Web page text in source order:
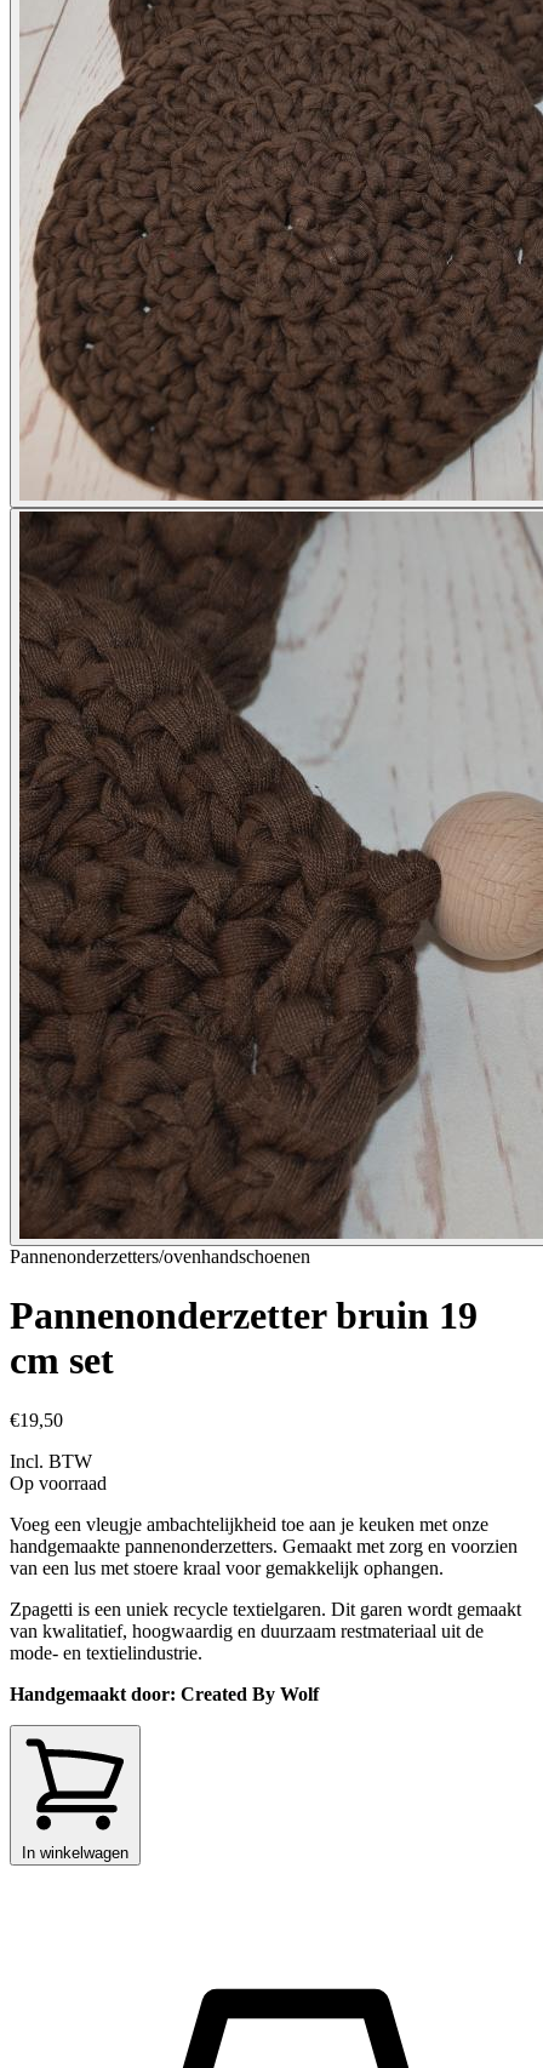
Pannenonderzetters/ovenhandschoenen
Pannenonderzetter bruin 19
cm set
€19,50
Incl. BTW
Op voorraad
Voeg een vleugje ambachtelijkheid toe aan je keuken met onze
handgemaakte pannenonderzetters. Gemaakt met zorg en voorzien
van een lus met stoere kraal voor gemakkelijk ophangen.
Zpagetti is een uniek recycle textielgaren. Dit garen wordt gemaakt
van kwalitatief, hoogwaardig en duurzaam restmateriaal uit de
mode- en textielindustrie.
Handgemaakt door: Created By Wolf
In winkelwagen